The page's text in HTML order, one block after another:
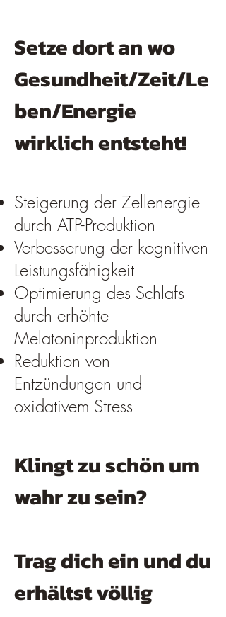
Setze dort an wo
Gesundheit/Zeit/Le
ben/Energie
wirklich entsteht!
Steigerung der Zellenergie
durch ATP-Produktion
Verbesserung der kognitiven
Leistungsfähigkeit
Optimierung des Schlafs
durch erhöhte
Melatoninproduktion
Reduktion von
Entzündungen und
oxidativem Stress
Klingt zu schön um
wahr zu sein?
Trag dich ein und du
erhältst völlig